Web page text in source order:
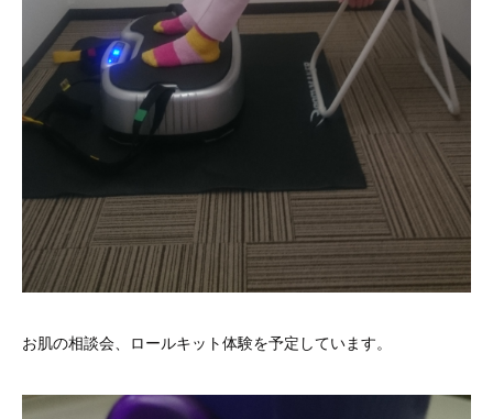
お肌の相談会、ロールキット体験を予定しています。